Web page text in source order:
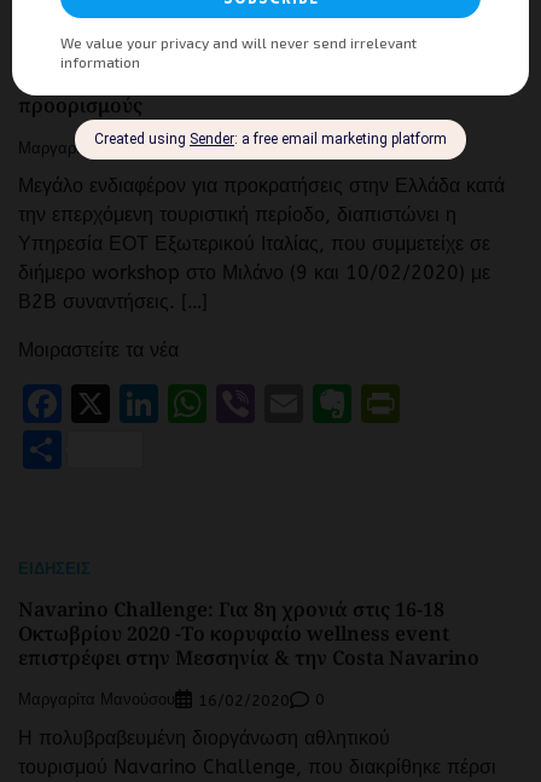
ΕΙΔΉΣΕΙΣ
Οι Ιταλοί επιλέγουν Ελλάδα αλλά και εναλλακτικούς
προορισμούς
Μαργαρίτα Μανούσου 16/02/2020 0
Μεγάλο ενδιαφέρον για προκρατήσεις στην Ελλάδα κατά
την επερχόμενη τουριστική περίοδο, διαπιστώνει η
Υπηρεσία ΕΟΤ Εξωτερικού Ιταλίας, που συμμετείχε σε
διήμερο workshop στο Μιλάνο (9 και 10/02/2020) με
Β2Β συναντήσεις. […]
Μοιραστείτε τα νέα
Facebook
X LinkedIn
WhatsApp
ViberEmailEvernote
ΕΙΔΉΣΕΙΣ
Navarino Challenge: Για 8η χρονιά στις 16-18
Οκτωβρίου 2020 -Το κορυφαίο wellness event
επιστρέφει στην Μεσσηνία & την Costa Navarino
Μαργαρίτα Μανούσου 16/02/2020 0
Η πολυβραβευμένη διοργάνωση αθλητικού
τουρισμού Navarino Challenge, που διακρίθηκε πέρσι